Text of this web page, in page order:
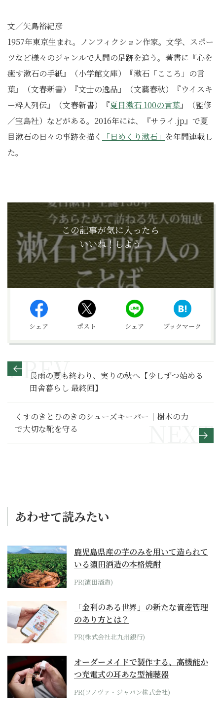
文／矢島裕紀彦
1957年東京生まれ。ノンフィクション作家。文学、スポー
ツなど様々のジャンルで人間の足跡を追う。著書に『心を
癒す漱石の手紙』（小学館文庫）『漱石「こころ」の言
葉』（文春新書）『文士の逸品』（文藝春秋）『ウイスキ
ー粋人列伝』（文春新書）『夏目漱石 100の言葉』（監修
／宝島社）などがある。2016年には、『サライ.jp』で夏
目漱石の日々の事跡を描く
「日めくり漱石」 を年間連載し
た。
この記事が気に入ったら
いいね！しよう
シェア ポスト シェア ブックマーク
長雨の夏も終わり、実りの秋へ【少しずつ始める
田舎暮らし 最終回】
くすのきとひのきのシューズキーパー｜樹木の力
で大切な靴を守る
あわせて読みたい
鹿児島県産の芋のみを用いて造られて
いる濵田酒造の本格焼酎
PR(濵田酒造)
「金利のある世界」の新たな資産管理
のあり方とは？
PR(株式会社北九州銀行)
オーダーメイドで製作する、高機能か
つ充電式の耳あな型補聴器
PR(ソノヴァ・ジャパン株式会社)